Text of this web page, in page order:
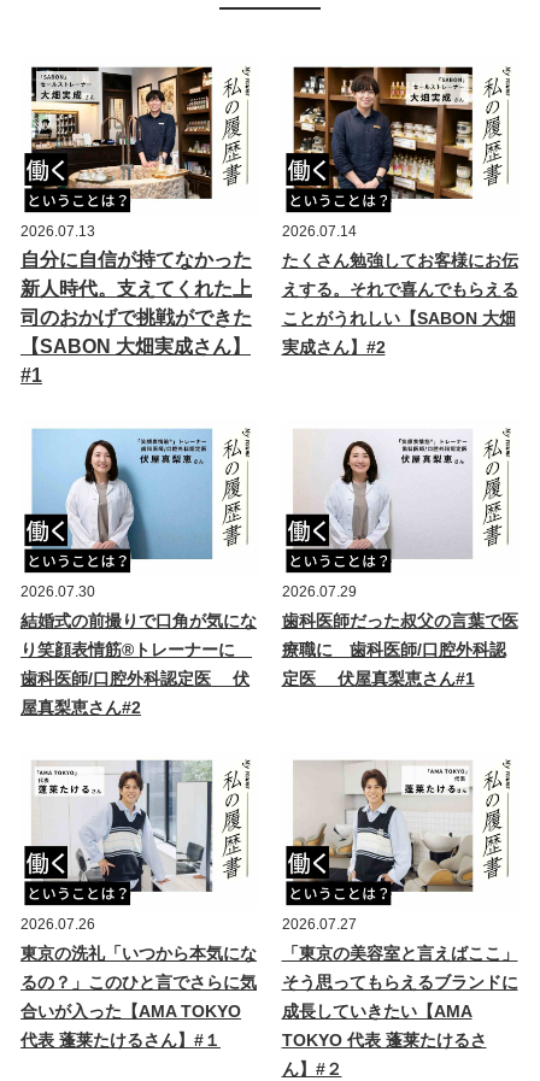
2026.07.13
自分に自信が持てなかった
新人時代。支えてくれた上
司のおかげで挑戦ができた
【SABON 大畑実成さん】
#1
2026.07.14
たくさん勉強してお客様にお伝
えする。それで喜んでもらえる
ことがうれしい【SABON 大畑
実成さん】#2
2026.07.30
結婚式の前撮りで口角が気にな
り笑顔表情筋®トレーナーに
歯科医師/口腔外科認定医 伏
屋真梨恵さん#2
2026.07.29
歯科医師だった叔父の言葉で医
療職に 歯科医師/口腔外科認
定医 伏屋真梨恵さん#1
2026.07.26
東京の洗礼「いつから本気にな
るの？」このひと言でさらに気
合いが入った【AMA TOKYO
代表 蓬莱たけるさん】#１
2026.07.27
「東京の美容室と言えばここ」
そう思ってもらえるブランドに
成長していきたい【AMA
TOKYO 代表 蓬莱たけるさ
ん】#２